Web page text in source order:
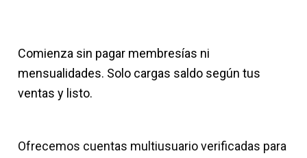
Comienza sin pagar membresías ni
mensualidades. Solo cargas saldo según tus
ventas y listo.
Ofrecemos cuentas multiusuario verificadas para